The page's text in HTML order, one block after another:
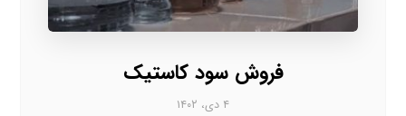
فروش سود کاستیک
۴ دی، ۱۴۰۲